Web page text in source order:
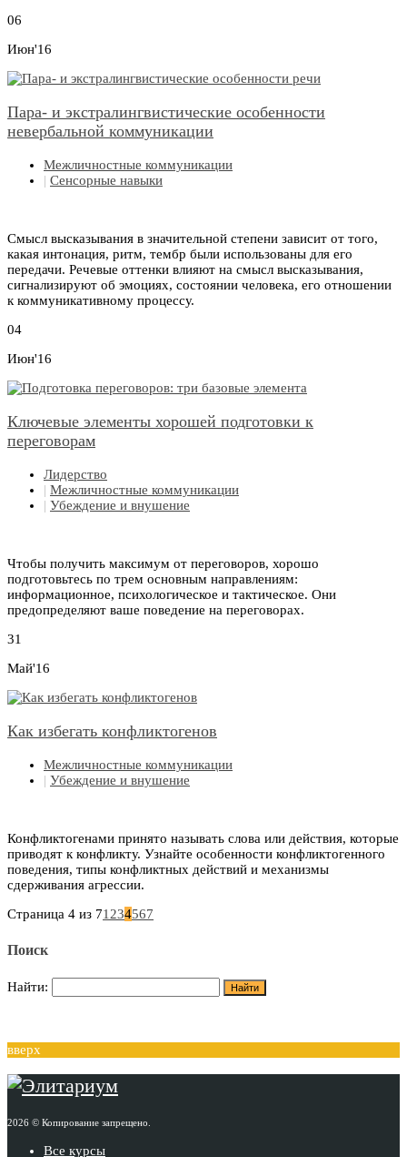
06
Июн'16
Пара- и экстралингвистические особенности
невербальной коммуникации
Межличностные коммуникации
| Сенсорные навыки
Смысл высказывания в значительной степени зависит от того,
какая интонация, ритм, тембр были использованы для его
передачи. Речевые оттенки влияют на смысл высказывания,
сигнализируют об эмоциях, состоянии человека, его отношении
к коммуникативному процессу.
04
Июн'16
Ключевые элементы хорошей подготовки к
переговорам
Лидерство
| Межличностные коммуникации
| Убеждение и внушение
Чтобы получить максимум от переговоров, хорошо
подготовьтесь по трем основным направлениям:
информационное, психологическое и тактическое. Они
предопределяют ваше поведение на переговорах.
31
Май'16
Как избегать конфликтогенов
Межличностные коммуникации
| Убеждение и внушение
Конфликтогенами принято называть слова или действия, которые
приводят к конфликту. Узнайте особенности конфликтогенного
поведения, типы конфликтных действий и механизмы
сдерживания агрессии.
Страница 4 из 71234567
Поиск
Найти:
вверх
2026 © Копирование запрещено.
Все курсы